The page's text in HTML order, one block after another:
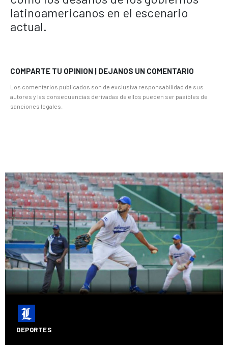
latinoamericanos en el escenario
actual.
COMPARTE TU OPINION | DEJANOS UN COMENTARIO
Los comentarios publicados son de exclusiva responsabilidad de sus
autores y las consecuencias derivadas de ellos pueden ser pasibles de
sanciones legales.
DEPORTES